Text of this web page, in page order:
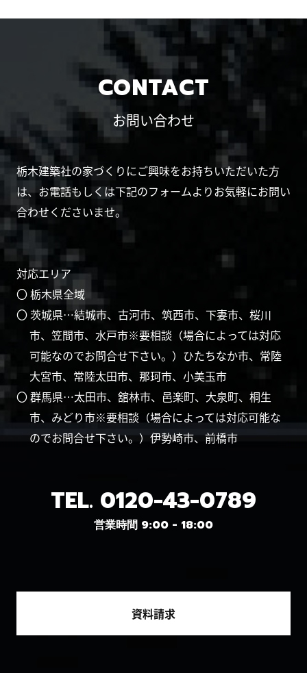
CONTACT
お問い合わせ
栃木建築社の家づくりにご興味をお持ちいただいた方
は、お電話もしくは下記のフォームよりお気軽にお問い
合わせくださいませ。
対応エリア
〇 栃木県全域
〇 茨城県…結城市、古河市、筑西市、下妻市、桜川
市、笠間市、水戸市※要相談（場合によっては対応
可能なのでお問合せ下さい。）ひたちなか市、常陸
大宮市、常陸太田市、那珂市、小美玉市
〇 群馬県…太田市、舘林市、邑楽町、大泉町、桐生
市、みどり市※要相談（場合によっては対応可能な
のでお問合せ下さい。）伊勢崎市、前橋市
TEL. 0120-43-0789
営業時間 9:00 - 18:00
資料請求